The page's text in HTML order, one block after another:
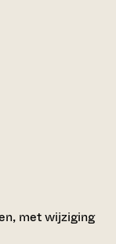
met wijziging